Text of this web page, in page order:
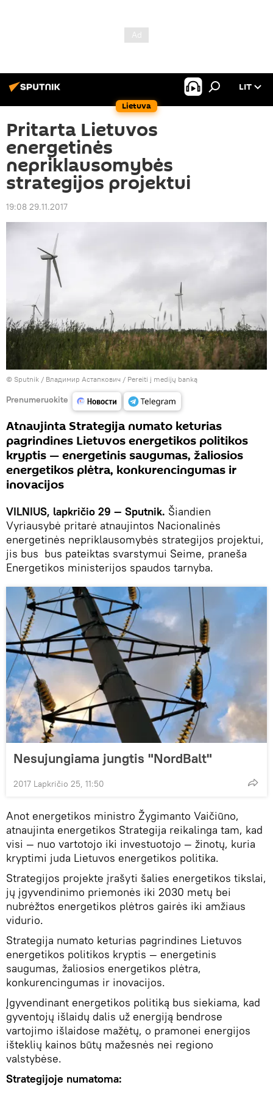
Lietuva
LIT
Pritarta Lietuvos
energetinės
nepriklausomybės
strategijos projektui
19:08 29.11.2017
© Sputnik / Владимир Астапкович / Pereiti į medijų banką
Prenumeruokite
Atnaujinta Strategija numato keturias
pagrindines Lietuvos energetikos politikos
kryptis — energetinis saugumas, žaliosios
energetikos plėtra, konkurencingumas ir
inovacijos
VILNIUS, lapkričio 29 — Sputnik. Šiandien
Vyriausybė pritarė atnaujintos Nacionalinės
energetinės nepriklausomybės strategijos projektui,
jis bus bus pateiktas svarstymui Seime, praneša
Energetikos ministerijos spaudos tarnyba.
Nesujungiama jungtis "NordBalt"
2017 Lapkričio 25, 11:50
Anot energetikos ministro Žygimanto Vaičiūno,
atnaujinta energetikos Strategija reikalinga tam, kad
visi — nuo vartotojo iki investuotojo — žinotų, kuria
kryptimi juda Lietuvos energetikos politika.
Strategijos projekte įrašyti šalies energetikos tikslai,
jų įgyvendinimo priemonės iki 2030 metų bei
nubrėžtos energetikos plėtros gairės iki amžiaus
vidurio.
Strategija numato keturias pagrindines Lietuvos
energetikos politikos kryptis — energetinis
saugumas, žaliosios energetikos plėtra,
konkurencingumas ir inovacijos.
Įgyvendinant energetikos politiką bus siekiama, kad
gyventojų išlaidų dalis už energiją bendrose
vartojimo išlaidose mažėtų, o pramonei energijos
išteklių kainos būtų mažesnės nei regiono
valstybėse.
Strategijoje numatoma: